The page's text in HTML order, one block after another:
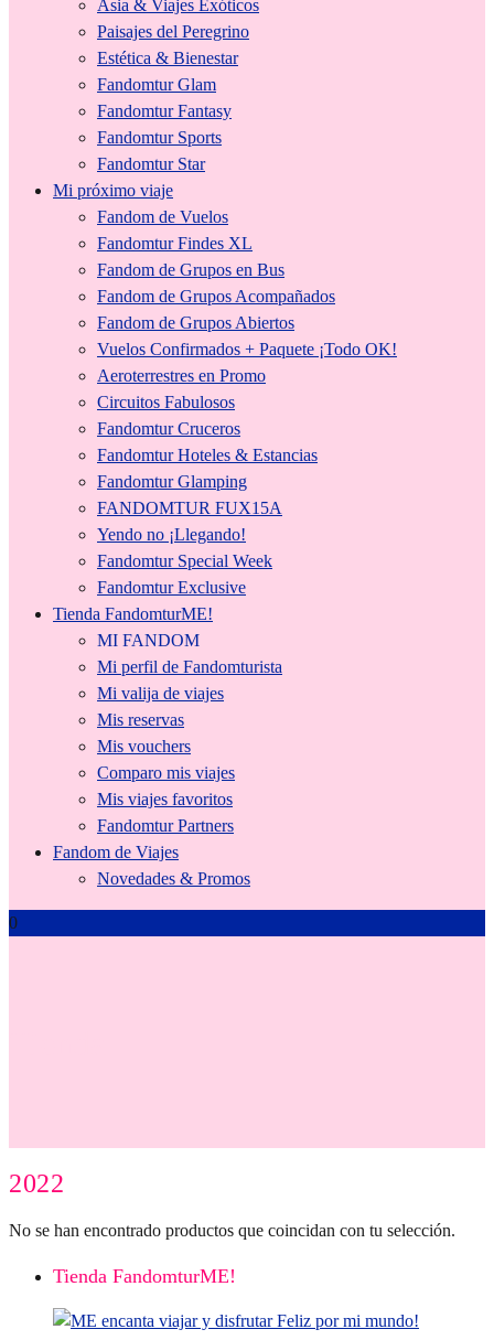
Asia & Viajes Exóticos
Paisajes del Peregrino
Estética & Bienestar
Fandomtur Glam
Fandomtur Fantasy
Fandomtur Sports
Fandomtur Star
Mi próximo viaje
Fandom de Vuelos
Fandomtur Findes XL
Fandom de Grupos en Bus
Fandom de Grupos Acompañados
Fandom de Grupos Abiertos
Vuelos Confirmados + Paquete ¡Todo OK!
Aeroterrestres en Promo
Circuitos Fabulosos
Fandomtur Cruceros
Fandomtur Hoteles & Estancias
Fandomtur Glamping
FANDOMTUR FUX15A
Yendo no ¡Llegando!
Fandomtur Special Week
Fandomtur Exclusive
Tienda FandomturME!
MI FANDOM
Mi perfil de Fandomturista
Mi valija de viajes
Mis reservas
Mis vouchers
Comparo mis viajes
Mis viajes favoritos
Fandomtur Partners
Fandom de Viajes
Novedades & Promos
0
2022
No se han encontrado productos que coincidan con tu selección.
Tienda FandomturME!